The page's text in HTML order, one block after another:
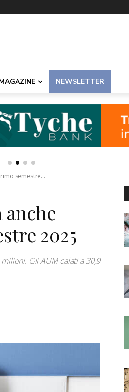
MAGAZINE NEWSLETTER
semestre...
2025
Gli AUM calati a 30,9